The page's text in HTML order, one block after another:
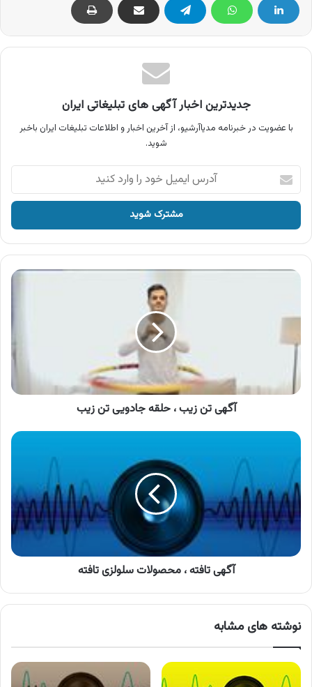
جدیدترین اخبار آگهی های تبلیغاتی ایران
با عضویت در خبرنامه مدیاآرشیو، از آخرین اخبار و اطلاعات تبلیغات ایران باخبر
شوید.
آدرس
ایمیل
خود
وارد
کنید
آگهی
،
جادویی
تن
زیب
آگهی تن زیب ، حلقه جادویی تن زیب
آگهی
محصولات
سلولزی
تافته
آگهی تافته ، محصولات سلولزی تافته
نوشته های مشابه